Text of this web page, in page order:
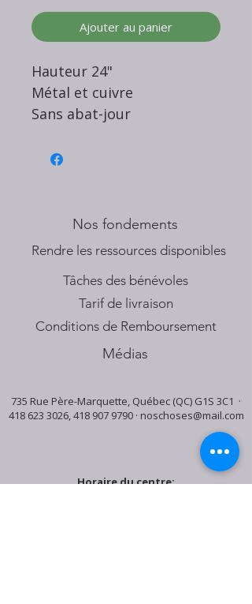
Ajouter au panier
Hauteur 24"
Métal et cuivre
Sans abat-jour
Nos fondements
​Rendre les ressources disponibles
Tâches des bénévoles
Tarif de livraison
Conditions de Remboursement
Médias
735 Rue Père-Marquette, Québec (QC) G1S 3C1 ·
418 623 3026,418 907 9790· noschoses@mail.com
Horaire du centre: